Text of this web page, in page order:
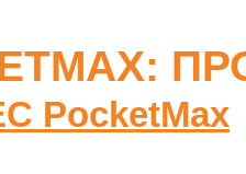
PocketMax